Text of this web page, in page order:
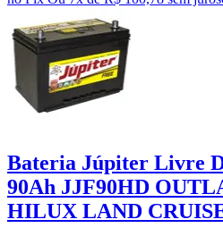
Bateria Júpiter Livre
90Ah JJF90HD
HILUX LAND